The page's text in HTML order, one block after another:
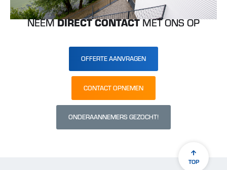
NEEMDIRECT CONTACTMET ONS OP
OFFERTE AANVRAGEN
CONTACT OPNEMEN
ONDERAANNEMERS GEZOCHT!
TOP